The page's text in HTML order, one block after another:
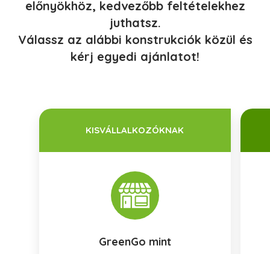
előnyökhöz, kedvezőbb feltételekhez
juthatsz.
Válassz az alábbi konstrukciók közül és
kérj egyedi ajánlatot!
KISVÁLLALKOZÓKNAK
GreenGo mint